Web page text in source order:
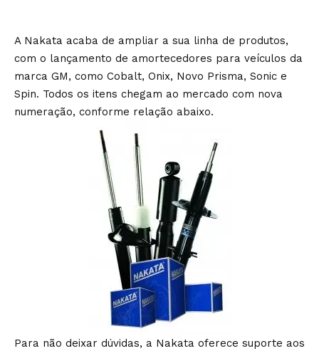
A Nakata acaba de ampliar a sua linha de produtos,
com o lançamento de amortecedores para veículos da
marca GM, como Cobalt, Onix, Novo Prisma, Sonic e
Spin. Todos os itens chegam ao mercado com nova
numeração, conforme relação abaixo.
Para não deixar dúvidas, a Nakata oferece suporte aos